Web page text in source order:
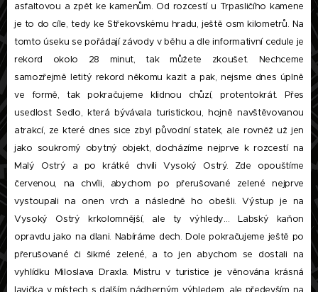
asfaltovou a zpět ke kamenům. Od rozcestí u Trpasličího kamene
je to do cíle, tedy ke Střekovskému hradu, ještě osm kilometrů. Na
tomto úseku se pořádají závody v běhu a dle informativní cedule je
rekord okolo 28 minut, tak můžete zkoušet. Nechceme
samozřejmě letitý rekord někomu kazit a pak, nejsme dnes úplně
ve formě, tak pokračujeme klidnou chůzí, protentokrát. Přes
usedlost Sedlo, která bývávala turistickou, hojně navštěvovanou
atrakcí, ze které dnes sice zbyl původní statek, ale rovněž už jen
jako soukromý obytný objekt, docházíme nejprve k rozcestí na
Malý Ostrý a po krátké chvíli Vysoký Ostrý. Zde opouštíme
červenou, na chvíli, abychom po přerušované zelené nejprve
vystoupali na onen vrch a následně ho obešli. Výstup je na
Vysoký Ostrý krkolomnější, ale ty výhledy… Labský kaňon
opravdu jako na dlani. Nabíráme dech. Dole pokračujeme ještě po
přerušované či šikmé zelené, a to jen abychom se dostali na
vyhlídku Miloslava Draxla. Mistru v turistice je věnována krásná